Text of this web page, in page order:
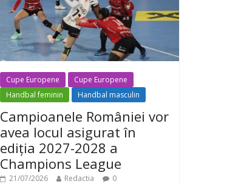
Cupe Europene
Cupe Europene
Handbal feminin
Handbal masculin
Campioanele României vor
avea locul asigurat în
ediția 2027-2028 a
Champions League
21/07/2026 Redactia 0